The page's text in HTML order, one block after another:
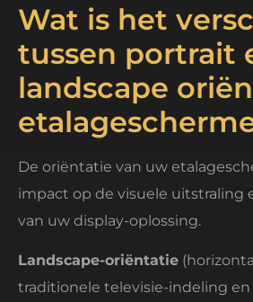
Wat is het
tussen portrait
landscape
De oriëntatie van uw
impact op de visuele uitstraling
van uw display-oplossing.
Landscape-oriëntatie
traditionele televisie-indeling